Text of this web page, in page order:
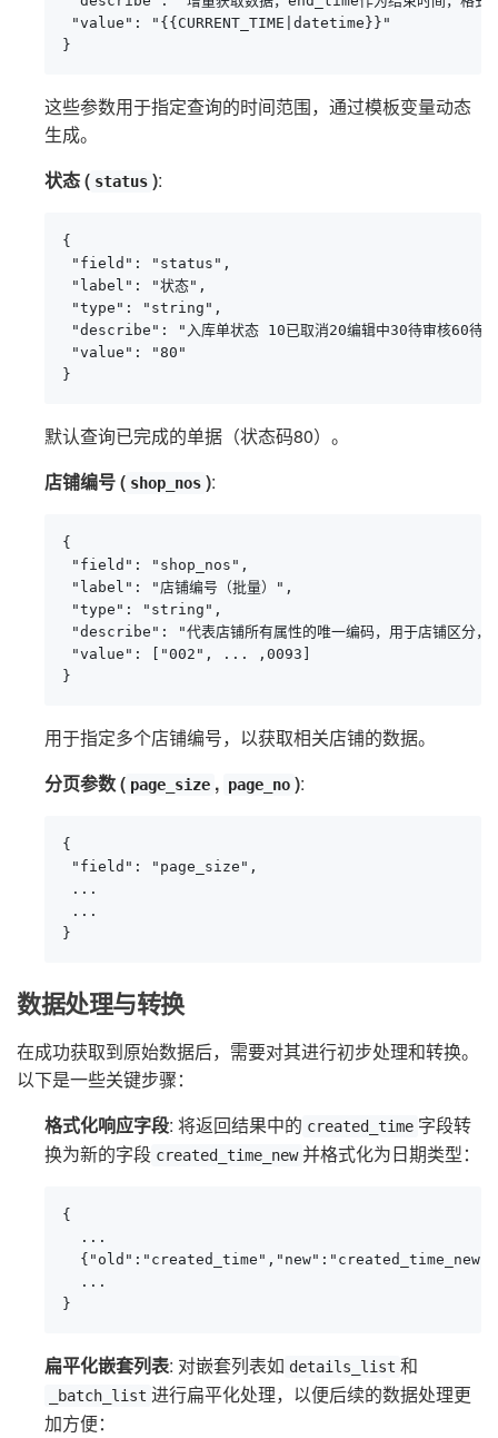
"value": "{{CURRENT_TIME|datetime}}"
}
这些参数用于指定查询的时间范围，通过模板变量动态
生成。
状态 ( status ):
{
"field": "status",
"label": "状态",
"type": "string",
"describe": "入库单状态 10已取消20编辑中30待审核60待结
"value": "80"
}
默认查询已完成的单据（状态码80）。
店铺编号 ( shop_nos ):
{
"field": "shop_nos",
"label": "店铺编号（批量）",
"type": "string",
"describe": "代表店铺所有属性的唯一编码，用于店铺区分，
"value": ["002", ... ,0093]
}
用于指定多个店铺编号，以获取相关店铺的数据。
分页参数 ( page_size , page_no ):
{
"field": "page_size",
...
...
}
数据处理与转换
在成功获取到原始数据后，需要对其进行初步处理和转换。
以下是一些关键步骤：
格式化响应字段: 将返回结果中的 created_time 字段转
换为新的字段 created_time_new 并格式化为日期类型：
{
  ...
  ...
}
扁平化嵌套列表: 对嵌套列表如 details_list 和
_batch_list 进行扁平化处理，以便后续的数据处理更
加方便：